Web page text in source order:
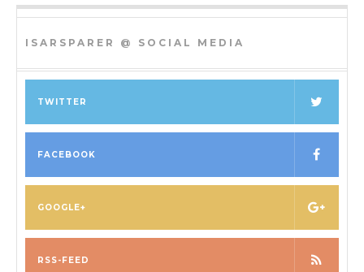
ISARSPARER @ SOCIAL MEDIA
TWITTER
FACEBOOK
GOOGLE+
RSS-FEED